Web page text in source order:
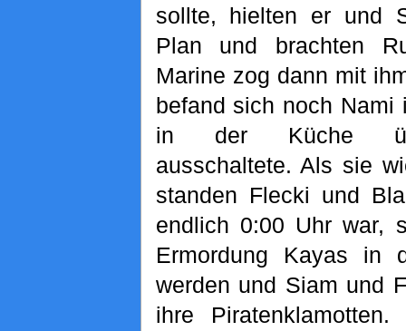
sollte, hielten er und
Plan und brachten
Marine zog dann mit
befand sich noch Nami
in der Küche
ausschaltete. Als sie
standen Flecki und
endlich 0:00 Uhr war,
Ermordung Kayas in
werden und Siam und
ihre Piratenklamotten.